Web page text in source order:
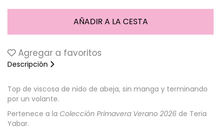
Agregar a favoritos
Descripción
Top de viscosa de nido de abeja, sin manga y terminando
por un volante.
Pertenece a la Colección Primavera Verano 2026 de Teria
Yabar.